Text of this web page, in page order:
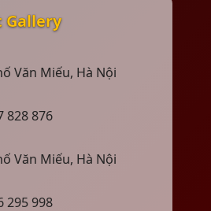
Gallery
Văn Miếu, Hà Nội
828 876
Văn Miếu, Hà Nội
295 998